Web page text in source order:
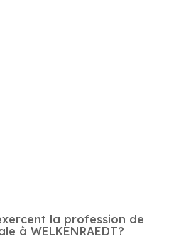
la profession de
à WELKENRAEDT?